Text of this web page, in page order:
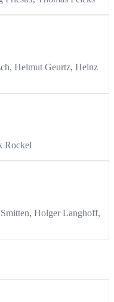
Helmut Geurtz, Heinz
Rockel
Holger Langhoff,